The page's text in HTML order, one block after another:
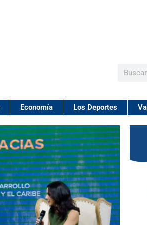
Buscar
Economía Los Deportes